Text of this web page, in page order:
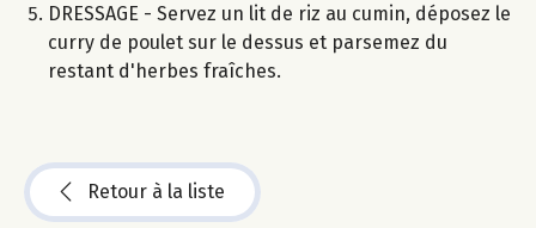
DRESSAGE - Servez un lit de riz au cumin, déposez le
curry de poulet sur le dessus et parsemez du
restant d'herbes fraîches.
Retour à la liste